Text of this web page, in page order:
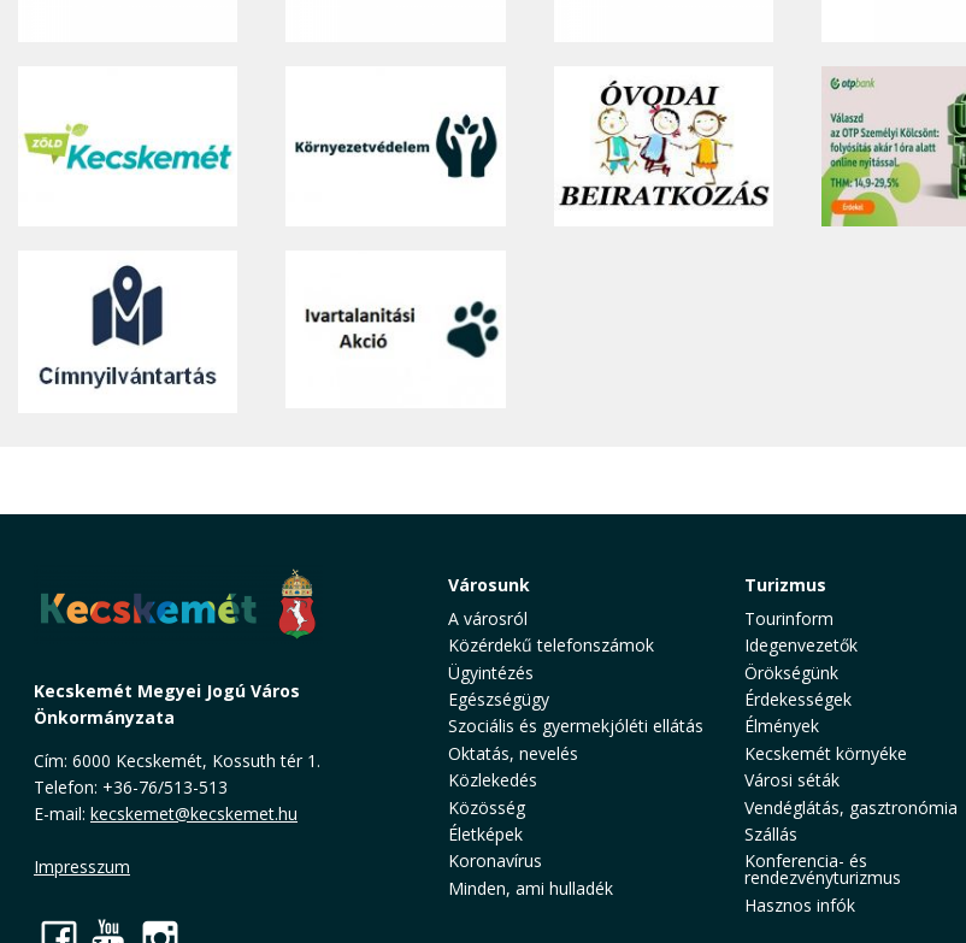
Kecskemét Megyei Jogú Város
Önkormányzata
Cím: 6000 Kecskemét, Kossuth tér 1.
Telefon: +36-76/513-513
E-mail: kecskemet@kecskemet.hu
Impresszum
Városunk
A városról
Közérdekű telefonszámok
Ügyintézés
Egészségügy
Szociális és gyermekjóléti ellátás
Oktatás, nevelés
Közlekedés
Közösség
Életképek
Koronavírus
Minden, ami hulladék
Turizmus
Tourinform
Idegenvezetők
Örökségünk
Érdekességek
Élmények
Kecskemét környéke
Városi séták
Vendéglátás, gasztronómia
Szállás
Konferencia- és
rendezvényturizmus
Hasznos infók